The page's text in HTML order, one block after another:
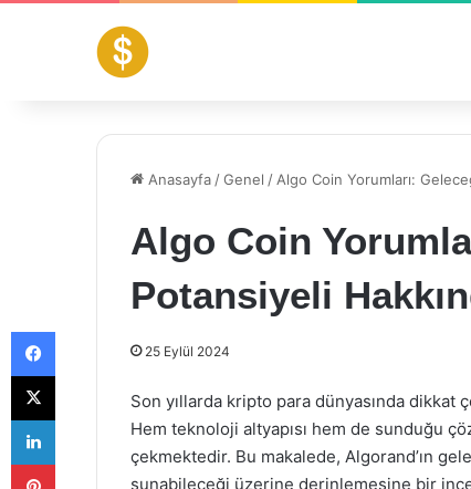
Anasayfa /Genel / Algo Coin Yorumları:
Algo Coin
Potansiyeli
25 Eylül 2024
Son yıllarda kripto para dünyasında
Hem teknoloji altyapısı hem de sunduğu
çekmektedir. Bu makalede, Algorand’ın
sunabileceği üzerine derinlemesine bir
Facebook
X
LinkedIn
Pinterest